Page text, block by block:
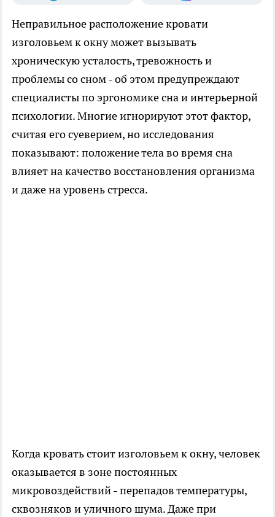
Неправильное расположение кровати
изголовьем к окну может вызывать
хроническую усталость, тревожность и
проблемы со сном - об этом предупреждают
специалисты по эргономике сна и интерьерной
психологии. Многие игнорируют этот фактор,
считая его суеверием, но исследования
показывают: положение тела во время сна
влияет на качество восстановления организма
и даже на уровень стресса.
Когда кровать стоит изголовьем к окну, человек
оказывается в зоне постоянных
микровоздействий - перепадов температуры,
сквозняков и уличного шума. Даже при